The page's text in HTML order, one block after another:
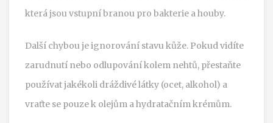
která jsou vstupní branou pro bakterie a houby.
Další chybou je ignorování stavu kůže. Pokud vidíte
zarudnutí nebo odlupování kolem nehtů, přestaňte
používat jakékoli dráždivé látky (ocet, alkohol) a
vraťte se pouze k olejům a hydratačním krémům.